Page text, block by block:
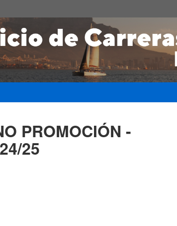
PROMOCIÓN -
25